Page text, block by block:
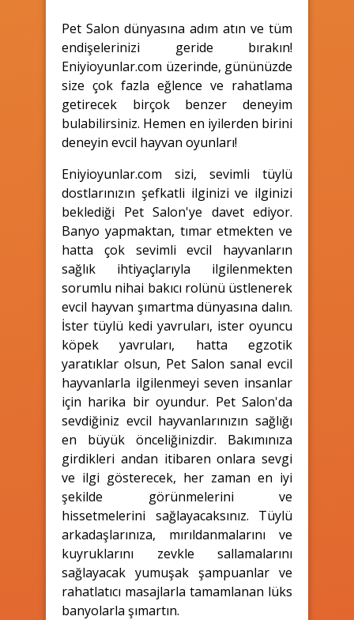
Pet Salon dünyasına adım atın ve tüm
endişelerinizi geride bırakın!
Eniyioyunlar.com üzerinde, gününüzde
size çok fazla eğlence ve rahatlama
getirecek birçok benzer deneyim
bulabilirsiniz. Hemen en iyilerden birini
deneyin evcil hayvan oyunları!
Eniyioyunlar.com sizi, sevimli tüylü
dostlarınızın şefkatli ilginizi ve ilginizi
beklediği Pet Salon'ye davet ediyor.
Banyo yapmaktan, tımar etmekten ve
hatta çok sevimli evcil hayvanların
sağlık ihtiyaçlarıyla ilgilenmekten
sorumlu nihai bakıcı rolünü üstlenerek
evcil hayvan şımartma dünyasına dalın.
İster tüylü kedi yavruları, ister oyuncu
köpek yavruları, hatta egzotik
yaratıklar olsun, Pet Salon sanal evcil
hayvanlarla ilgilenmeyi seven insanlar
için harika bir oyundur. Pet Salon'da
sevdiğiniz evcil hayvanlarınızın sağlığı
en büyük önceliğinizdir. Bakımınıza
girdikleri andan itibaren onlara sevgi
ve ilgi gösterecek, her zaman en iyi
şekilde görünmelerini ve
hissetmelerini sağlayacaksınız. Tüylü
arkadaşlarınıza, mırıldanmalarını ve
kuyruklarını zevkle sallamalarını
sağlayacak yumuşak şampuanlar ve
rahatlatıcı masajlarla tamamlanan lüks
banyolarla şımartın.